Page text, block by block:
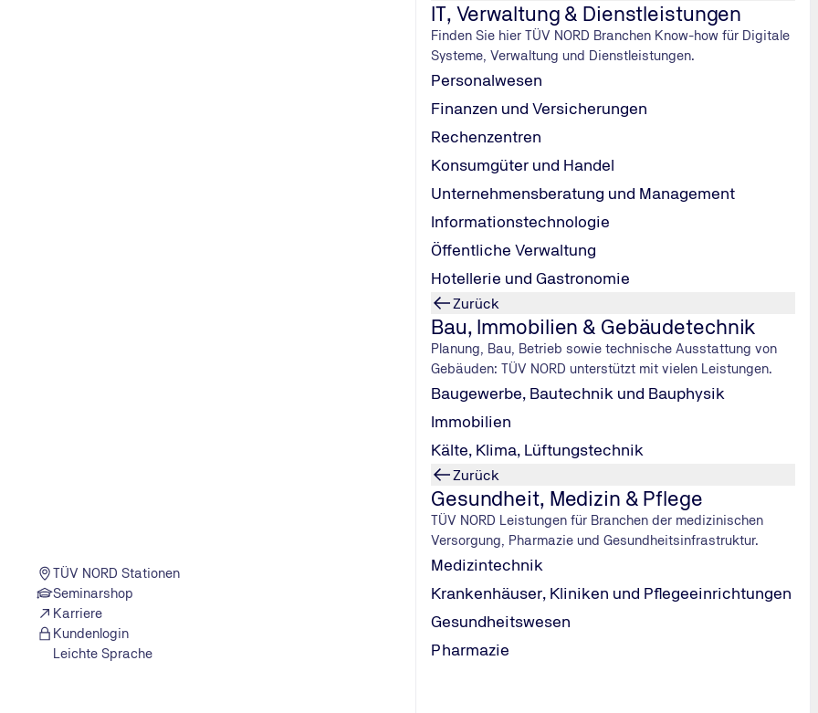
TÜV NORD Stationen
Seminarshop
Karriere
Kundenlogin
Leichte Sprache
IT, Verwaltung & Dienstleistungen
Finden Sie hier TÜV NORD Branchen Know-how für Digitale
Systeme, Verwaltung und Dienstleistungen.
Personalwesen
Finanzen und Versicherungen
Rechenzentren
Konsumgüter und Handel
Unternehmensberatung und Management
Informationstechnologie
Öffentliche Verwaltung
Hotellerie und Gastronomie
Zurück
Bau, Immobilien & Gebäudetechnik
Planung, Bau, Betrieb sowie technische Ausstattung von
Gebäuden: TÜV NORD unterstützt mit vielen Leistungen.
Baugewerbe, Bautechnik und Bauphysik
Immobilien
Kälte, Klima, Lüftungstechnik
Zurück
Gesundheit, Medizin & Pflege
TÜV NORD Leistungen für Branchen der medizinischen
Versorgung, Pharmazie und Gesundheitsinfrastruktur.
Medizintechnik
Krankenhäuser, Kliniken und Pflegeeinrichtungen
Gesundheitswesen
Pharmazie
Schnell & einfach: Jetzt Wunschtermin an Ihrer TÜV NORD Station sichern!
Er­in­ne­rung an Ihre nächste Haupt­un­ter­su­chung
Ein Blick auf die Plakette am hinteren Kennzeichen zeigt, wann Ihre